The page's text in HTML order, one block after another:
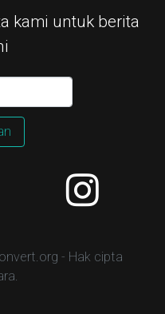
kami untuk berita
- Hak cipta